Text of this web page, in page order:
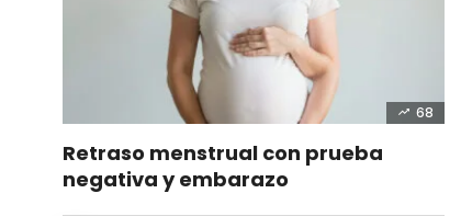
68
Retraso menstrual con prueba
negativa y embarazo